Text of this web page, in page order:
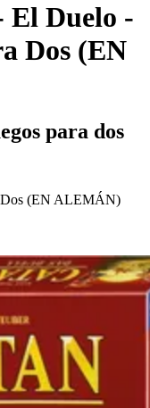
El Duelo -
Dos (EN
para dos
Dos (EN ALEMÁN)